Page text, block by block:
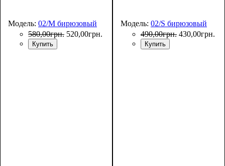
Модель: 02/M бирюзовый
580,00грн. 520,00грн.
Купить
Модель: 02/S бирюзовый
490,00грн. 430,00грн.
Купить